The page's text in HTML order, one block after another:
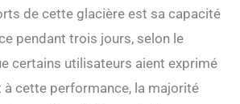
45x34x45 cm; Poids 5,3 kg,
conserve la glace jusqu'à 3
jours; Capacité 24 L;
Matériau extérieur: HDPE;
mousse
de cette glacière est sa capacité
pendant trois jours, selon le
certains utilisateurs aient exprimé
cette performance, la majorité